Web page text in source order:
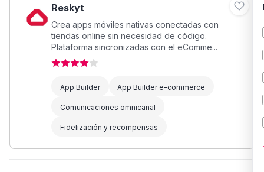
Reskyt
Crea apps móviles nativas conectadas con
tiendas online sin necesidad de código.
Plataforma sincronizadas con el eComme...
App Builder App Builder e-commerce
Comunicaciones omnicanal
Fidelización y recompensas